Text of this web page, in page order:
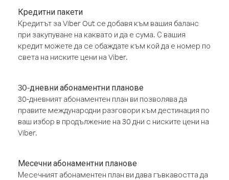
Кредитни пакети
Кредитът за Viber Out се добавя към вашия баланс
при закупуване на каквато и да е сума. С вашия
кредит можете да се обаждате към кой да е номер по
света на ниските цени на Viber.
30-дневни абонаментни планове
30-дневният абонаментен план ви позволява да
правите международни разговори към дестинация по
ваш избор в продължение на 30 дни с ниските цени на
Viber.
Месечни абонаментни планове
Месечният абонаментен план ви дава гъвкавостта да